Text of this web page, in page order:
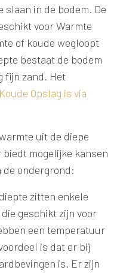
slaan in de bodem. De
voor Warmte
of koude wegloopt
bestaat de bodem
fijn zand. Het
Opslag is via
uit de diepe
biedt mogelijke kansen
de ondergrond:
zitten enkele
geschikt zijn voor
een temperatuur
is dat er bij
is. Er zijn